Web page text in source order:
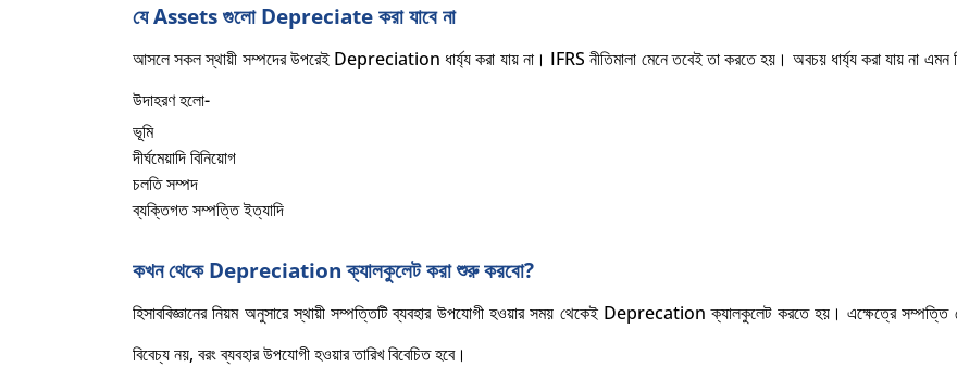
যেAssets গুলো Depreciate করা যাবে না
আসলে সকল স্থায়ী সম্পদের উপরেই Depreciation ধার্য্য করা যায় না। IFRS নীতিমালা মেনে তবেই তা করতে হয়। অবচয় ধার্য্য করা যায় না এমন
উদাহরণ হলো-
ভূমি
দীর্ঘমেয়াদি বিনিয়োগ
চলতি সম্পদ
ব্যক্তিগত সম্পত্তি ইত্যাদি
কখন থেকে Depreciation ক্যালকুলেট করা শুরু করবো?
হিসাববিজ্ঞানের নিয়ম অনুসারে স্থায়ী সম্পত্তিটি ব্যবহার উপযোগী হওয়ার সময় থেকেই Deprecation ক্যালকুলেট করতে হয়। এক্ষেত্রে সম্পত্তি
বিবেচ্য নয়, বরং ব্যবহার উপযোগী হওয়ার তারিখ বিবেচিত হবে।